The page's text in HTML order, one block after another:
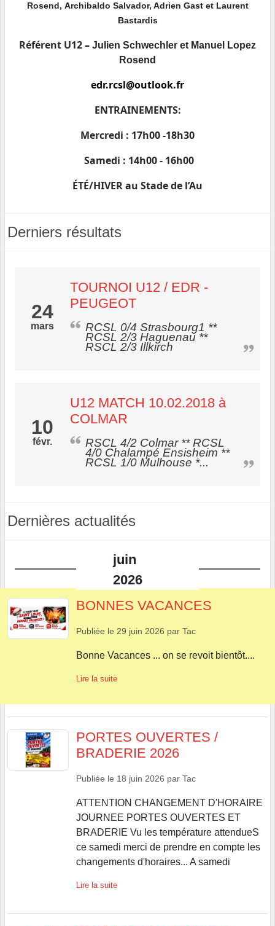
Rosend, Archibaldo Salvador, Adrien Gast et Laurent
Bastardis
Référent U12– Julien Schwechler et Manuel Lopez
Rosend
edr.rcsl@outlook.fr
ENTRAINEMENTS:
Mercredi : 17h00 -18h30
Samedi : 14h00 - 16h00
ÉTÉ/HIVER au Stade de l’Au
Derniers résultats
24
mars
TOURNOI U12 / EDR -
PEUGEOT
RCSL 0/4 Strasbourg1 **
RCSL 2/3 Haguenau **
RSCL 2/3 Illkirch
10
févr.
U12 MATCH 10.02.2018 à
COLMAR
RSCL 4/2 Colmar ** RCSL
4/0 Chalampé Ensisheim **
RCSL 1/0 Mulhouse *...
Dernières actualités
juin
2026
BONNES VACANCES
Publiée le 29 juin 2026 par Tac
Bonne Vacances ... on se revoit bientôt....
Lire la suite
PORTES OUVERTES /
BRADERIE 2026
Publiée le 18 juin 2026 par Tac
ATTENTION CHANGEMENT D'HORAIRE
JOURNEE PORTES OUVERTES ET
BRADERIE Vu les température attendueS
ce samedi merci de prendre en compte les
changements d'horaires... A samedi
Lire la suite